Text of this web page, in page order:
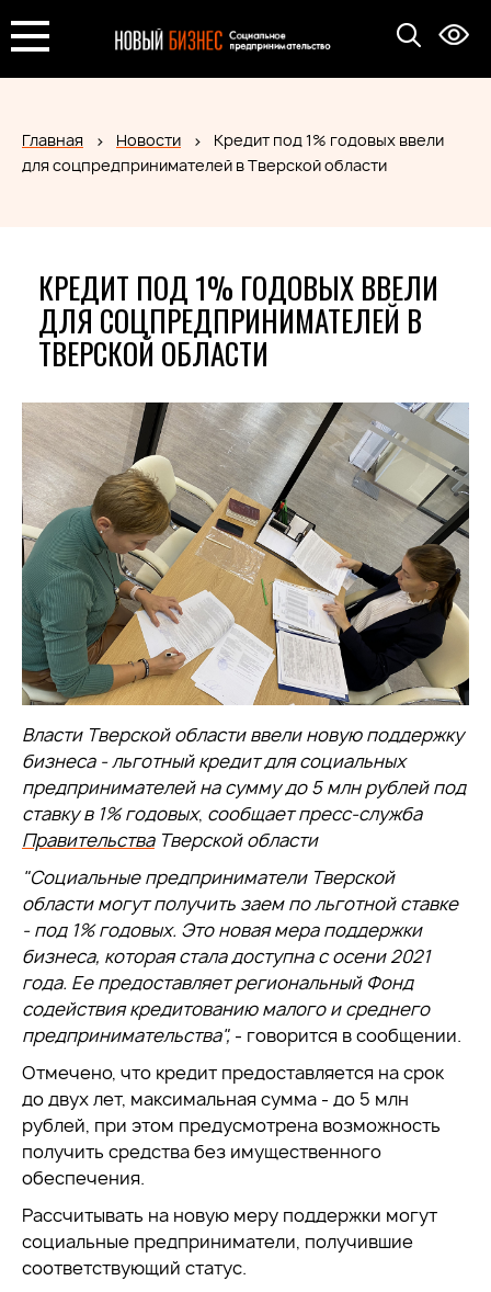
Главная Новости
Кредит под 1% годовых ввели
для соцпредпринимателей в Тверской области
КРЕДИТ ПОД 1% ГОДОВЫХ ВВЕЛИ
ДЛЯ СОЦПРЕДПРИНИМАТЕЛЕЙ В
ТВЕРСКОЙ ОБЛАСТИ
Власти Тверской области ввели новую поддержку
бизнеса - льготный кредит для социальных
предпринимателей на сумму до 5 млн рублей под
ставку в 1% годовых, сообщает пресс-служба
ПравительстваТверской области
"Социальные предприниматели Тверской
области могут получить заем по льготной ставке
- под 1% годовых. Это новая мера поддержки
бизнеса, которая стала доступна с осени 2021
года. Ее предоставляет региональный Фонд
содействия кредитованию малого и среднего
предпринимательства", - говорится в сообщении.
Отмечено, что кредит предоставляется на срок
до двух лет, максимальная сумма - до 5 млн
рублей, при этом предусмотрена возможность
получить средства без имущественного
обеспечения.
Рассчитывать на новую меру поддержки могут
социальные предприниматели, получившие
соответствующий статус.